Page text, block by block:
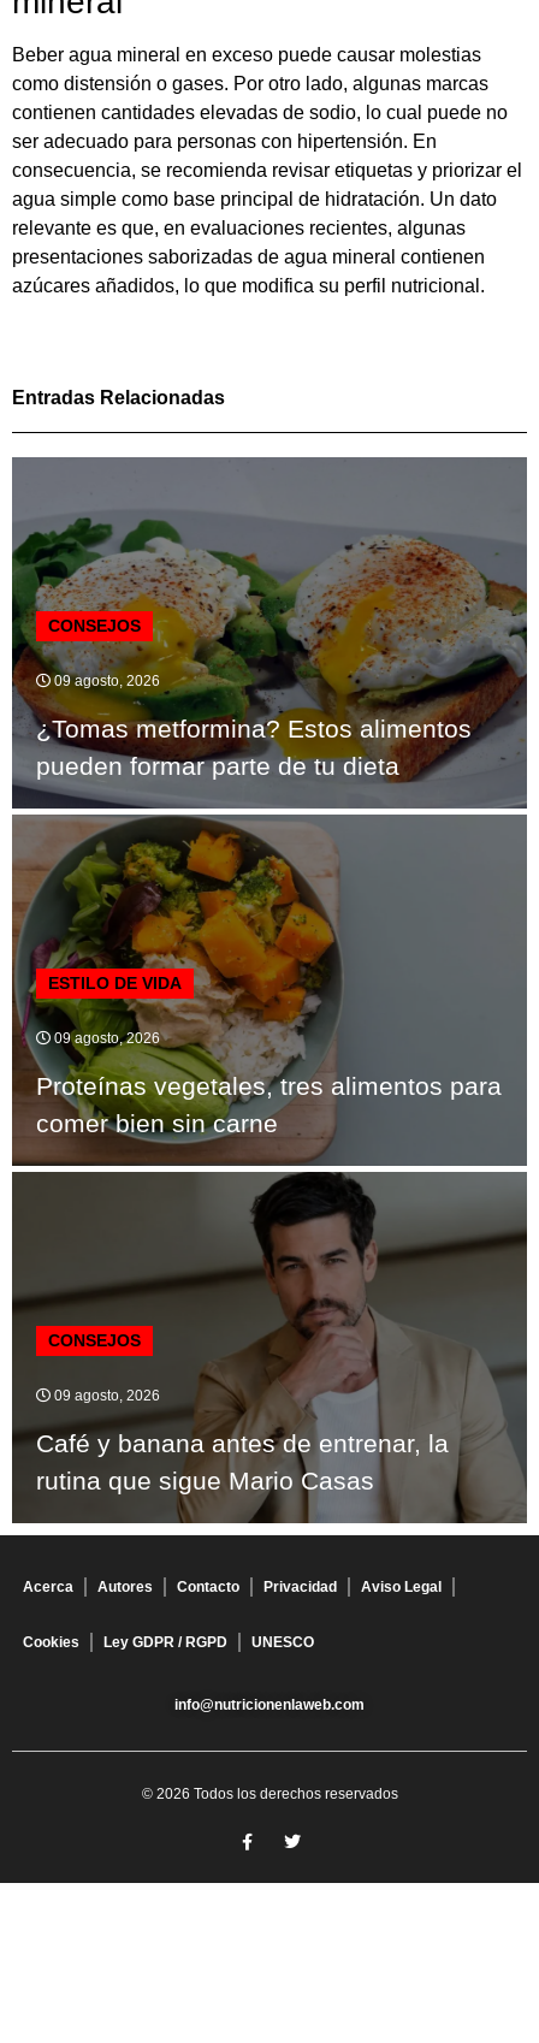
Beber agua mineral en exceso puede causar molestias
como distensión o gases. Por otro lado, algunas marcas
contienen cantidades elevadas de sodio, lo cual puede no
ser adecuado para personas con hipertensión. En
consecuencia, se recomienda revisar etiquetas y priorizar el
agua simple como base principal de hidratación. Un dato
relevante es que, en evaluaciones recientes, algunas
presentaciones saborizadas de agua mineral contienen
azúcares añadidos, lo que modifica su perfil nutricional.
Entradas Relacionadas
CONSEJOS
09 agosto, 2026
¿Tomas metformina? Estos alimentos
pueden formar parte de tu dieta
ESTILO DE VIDA
09 agosto, 2026
Proteínas vegetales, tres alimentos para
comer bien sin carne
CONSEJOS
09 agosto, 2026
Café y banana antes de entrenar, la
rutina que sigue Mario Casas
Acerca Autores Contacto Privacidad Aviso Legal
Cookies Ley GDPR / RGPD UNESCO
info@nutricionenlaweb.com
© 2026 Todos los derechos reservados